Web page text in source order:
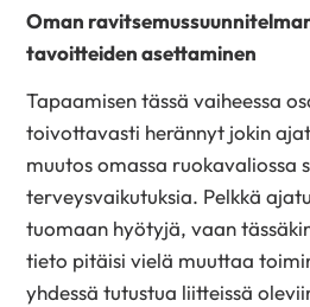
Oman
tavoitteiden asettaminen
Tapaamisen tässä vaiheessa
toivottavasti herännyt jokin
muutos omassa ruokavaliossa
terveysvaikutuksia. Pelkkä
tuomaan hyötyjä, vaan
tieto pitäisi vielä muuttaa
yhdessä tutustua liitteissä